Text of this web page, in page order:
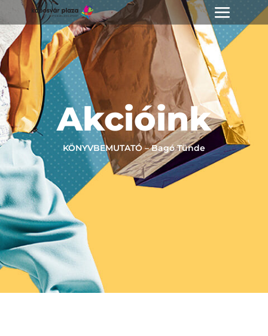
Akcióink
KÖNYVBEMUTATÓ – Bagó Tünde